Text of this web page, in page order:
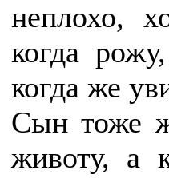
неплохо,
когда
когда же
Сын тоже
животу, а